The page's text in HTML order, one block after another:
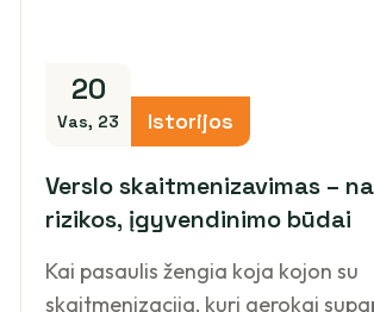
20
Vas, 23 Istorijos
Verslo skaitmenizavimas –
rizikos, įgyvendinimo būdai
Kai pasaulis žengia koja kojon su
skaitmenizacija, kuri gerokai